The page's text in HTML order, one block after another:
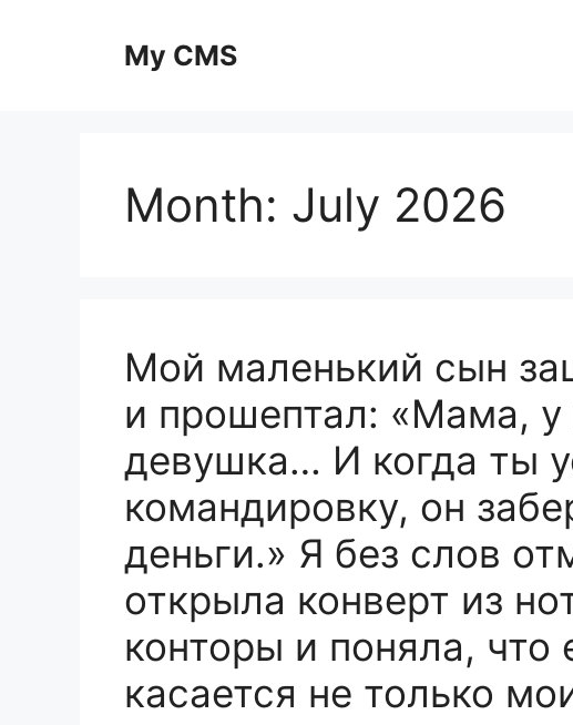
My CMS
Month: July 2026
Мой маленький сын
и прошептал: «Мама, у
девушка… И когда ты
командировку, он
деньги.» Я без слов
открыла конверт из
конторы и поняла, что
касается не только